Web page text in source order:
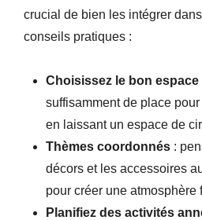
crucial de bien les intégrer
conseils pratiques :
Choisissez le bon espace
suffisamment de place
en laissant un espace de
Thèmes coordonnés :
décors et les accessoires
pour créer une atmosphère
Planifiez des activités